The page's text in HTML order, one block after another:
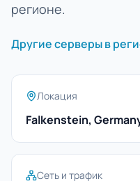
регионе.
Другие серверы в
Локация
Falkenstein,
Сеть и трафик